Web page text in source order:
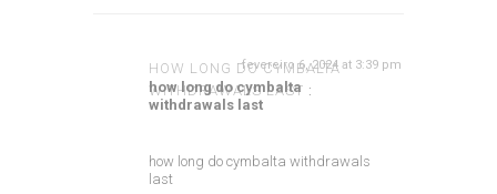
HOW LONG DO CYMBALTA
WITHDRAWALS LAST :
fevereiro 6, 2024 at 3:39 pm
how long do cymbalta
withdrawals last
how long do cymbalta withdrawals
last